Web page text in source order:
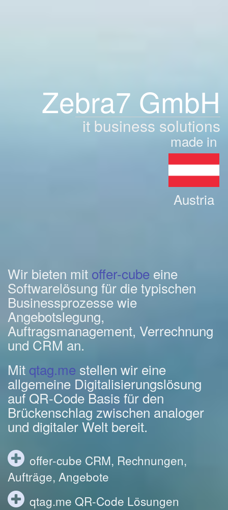
Zebra7 GmbH
it business solutions
made in
Austria
Wir bieten mit offer-cube eine
Softwarelösung für die typischen
Businessprozesse wie
Angebotslegung,
Auftragsmanagement, Verrechnung
und CRM an.
Mit qtag.me stellen wir eine
allgemeine Digitalisierungslösung
auf QR-Code Basis für den
Brückenschlag zwischen analoger
und digitaler Welt bereit.
offer-cube CRM, Rechnungen,
Aufträge, Angebote
qtag.me QR-Code Lösungen